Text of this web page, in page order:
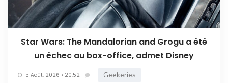
Star Wars: The Mandalorian and Grogu a été
un échec au box-office, admet Disney
5 Août. 2026 • 20:52 1 Geekeries